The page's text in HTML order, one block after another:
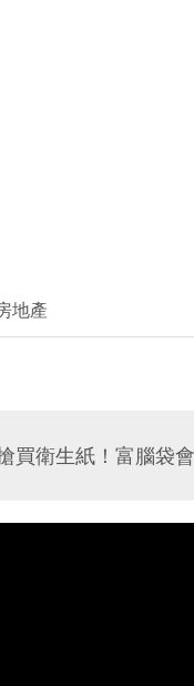
地產
買衛生紙！富腦袋